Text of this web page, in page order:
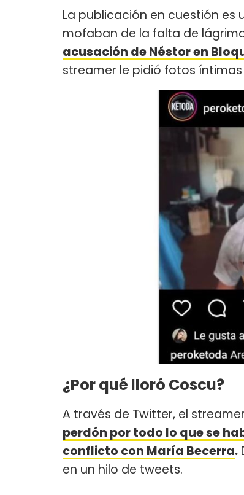
La publicación en cuestión es
mofaban de la falta de
acusación de Néstor en
streamer le pidió fotos íntimas
¿Por qué lloró Coscu?
A través de Twitter, el
perdón por todo lo que se
conflicto con María Becerra.
en un hilo de tweets.